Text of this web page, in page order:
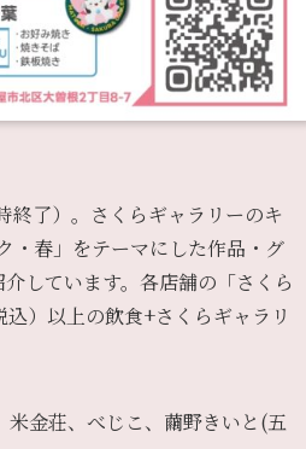
終了）。さくらギャラリーのキ
・春」をテーマにした作品・グ
しています。各店舗の「さくら
）以上の飲食+さくらギャラリ
金荘、べじこ、繭野きいと(五